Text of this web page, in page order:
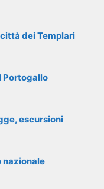
dei Templari
Portogallo
escursioni
nazionale